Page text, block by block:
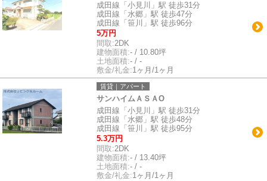
成田線「小見川」駅 徒歩31分
成田線「水郷」駅 徒歩47分
成田線「笹川」駅 徒歩96分
5万円
間取:2DK
建物面積:- / 10.80坪
土地面積:- / -
敷金/礼金:1ヶ月/1ヶ月
賃貸｜アパート
サンハイムＡＳＡO
成田線「小見川」駅 徒歩31分
成田線「水郷」駅 徒歩48分
成田線「笹川」駅 徒歩95分
5.3万円
間取:2DK
建物面積:- / 13.40坪
土地面積:- / -
敷金/礼金:1ヶ月/1ヶ月